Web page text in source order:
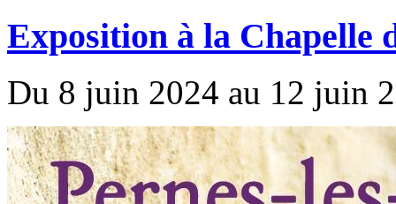
Exposition à la Chapelle
Du 8 juin 2024 au 12 juin